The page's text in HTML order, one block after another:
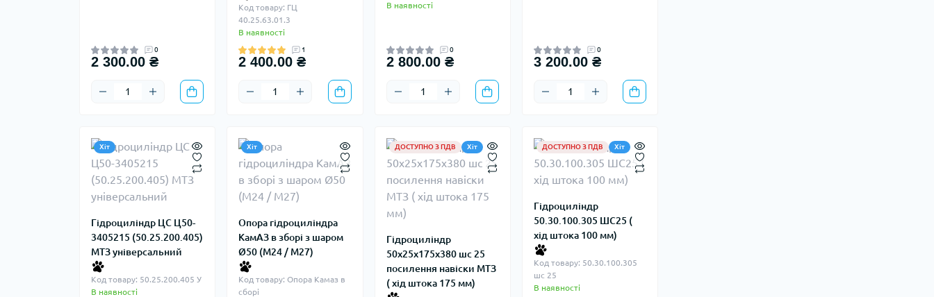
0
2 300.00 ₴
Код товару: ГЦ
40.25.63.01.3
В наявності
1
2 400.00 ₴
В наявності
0
2 800.00 ₴
0
3 200.00 ₴
Хіт
Гідроциліндр ЦС Ц50-
3405215 (50.25.200.405)
МТЗ універсальний
Код товару: 50.25.200.405 У
В наявності
Хіт
Опора гідроциліндра
КамАЗ в зборі з шаром
Ø50 (М24 / М27)
Код товару: Опора Камаз в
сборі
ДОСТУПНО З ПДВ Хіт
Гідроциліндр
50х25х175х380 шс 25
посилення навіски МТЗ
( хід штока 175 мм)
ДОСТУПНО З ПДВ Хіт
Гідроциліндр
50.30.100.305 ШС25 (
хід штока 100 мм)
Код товару: 50.30.100.305
шс 25
В наявності